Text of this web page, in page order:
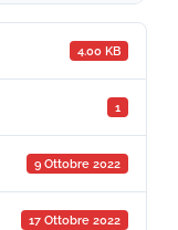
4.00 KB
1
9 Ottobre 2022
17 Ottobre 2022